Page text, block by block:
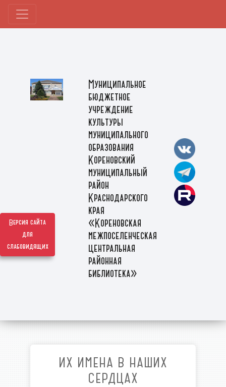
Версия сайта
для
слабовидящих
Муниципальное
бюджетное
учреждение
культуры
муниципального
образования
Кореновский
муниципальный
район
Краснодарского
края
«Кореновская
межпоселенческая
центральная
районная
библиотека»
ИХ ИМЕНА В НАШИХ
СЕРДЦАХ